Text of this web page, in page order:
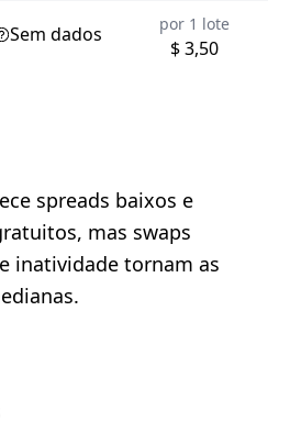
Sem dados por 1 lote
$ 3,50
spreads baixos e
mas swaps
inatividade tornam as